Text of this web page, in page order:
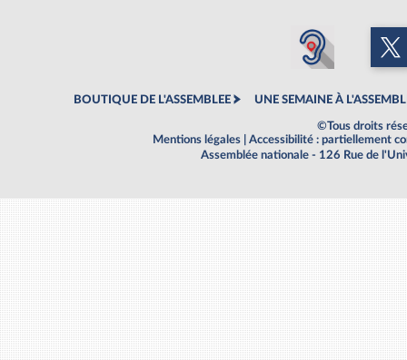
BOUTIQUE DE L'ASSEMBLEE UNE SEMAINE À
©Tous droits
Mentions légales
Accessibilité : partiellement
Assemblée nationale - 126 Rue de